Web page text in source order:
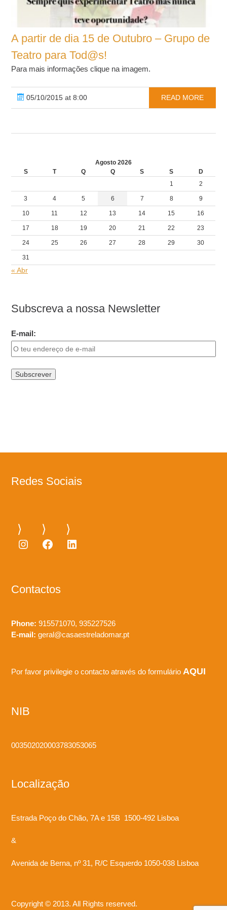
A partir de dia 15 de Outubro – Grupo de
Teatro para Tod@s!
Para mais informações clique na imagem.
05/10/2015 at 8:00 READ MORE
Agosto 2026
S
T Q Q S S
D
1
2
3 4 5 6 7 8 9
10 11 12 13 14 15 16
17 18 19 20 21 22 23
24 25 26 27 28 29 30
31
« Abr
Subscreva a nossa Newsletter
E-mail:
Redes Sociais
Instagram
Facebook
LinkedIn
Contactos
Phone: 915571070, 935227526
E-mail: geral@casaestreladomar.pt
Por favor privilegie o contacto através do formulário AQUI
NIB
003502020003783053065
Localização
Estrada Poço do Chão, 7A e 15B 1500-492 Lisboa
&
Avenida de Berna, nº 31, R/C Esquerdo 1050-038 Lisboa
Copyright © 2013. All Rights reserved.